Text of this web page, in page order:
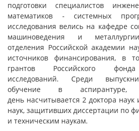
подготовки специалистов
математиков - системных
исследования велись на кафедре
машиноведения и
отделения Российской академии
источников финансирования, в
грантов Российского фонда
исследований. Среди
обучение в аспирантуре,
день насчитывается 2 доктора наук
наук, защитивших диссертации по
и техническим наукам.